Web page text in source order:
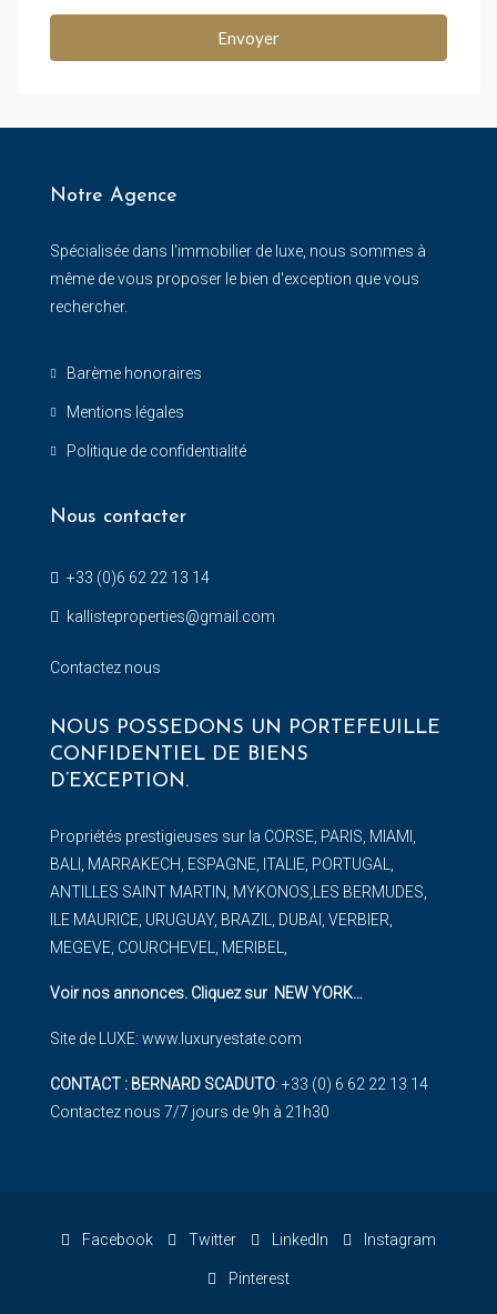
Envoyer
Notre Agence
Spécialisée dans l'immobilier de luxe, nous sommes à
même de vous proposer le bien d'exception que vous
rechercher.
Barème honoraires
Mentions légales
Politique de confidentialité
Nous contacter
+33 (0)6 62 22 13 14
kallisteproperties@gmail.com
Contactez nous
NOUS POSSEDONS UN PORTEFEUILLE
CONFIDENTIEL DE BIENS
D’EXCEPTION.
Propriétés prestigieuses sur la CORSE, PARIS, MIAMI,
BALI, MARRAKECH, ESPAGNE, ITALIE, PORTUGAL,
ANTILLES SAINT MARTIN, MYKONOS,LES BERMUDES,
ILE MAURICE, URUGUAY, BRAZIL, DUBAI, VERBIER,
MEGEVE, COURCHEVEL, MERIBEL,
Voir nos annonces. Cliquez sur NEW YORK…
Site de LUXE: www.luxuryestate.com
CONTACT : BERNARD SCADUTO: +33 (0) 6 62 22 13 14
Contactez nous 7/7 jours de 9h à 21h30
Facebook Twitter LinkedIn Instagram
Pinterest